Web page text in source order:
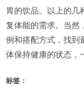
胃的饮品。以上的几
复体能的需求。当然
例和搭配方式，找到
体保持健康的状态，
标签：